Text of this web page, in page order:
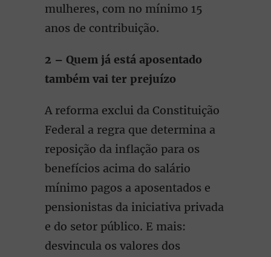
mulheres, com no mínimo 15
anos de contribuição.
2 – Quem já está aposentado
também vai ter prejuízo
A reforma exclui da Constituição
Federal a regra que determina a
reposição da inflação para os
benefícios acima do salário
mínimo pagos a aposentados e
pensionistas da iniciativa privada
e do setor público. E mais:
desvincula os valores dos